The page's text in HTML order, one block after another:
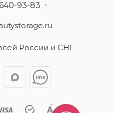
93-83
России и СНГ